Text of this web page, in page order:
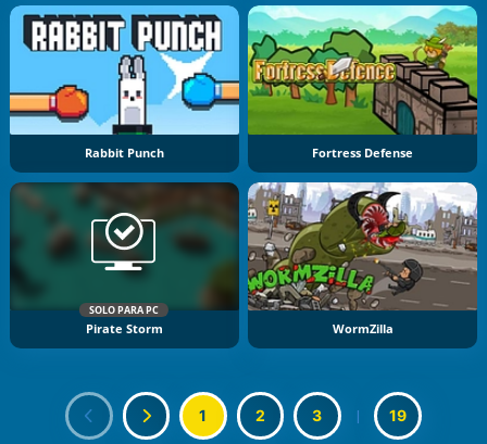
Rabbit Punch Fortress Defense
SOLO PARA PC
Pirate Storm WormZilla
1 2 3 | 19